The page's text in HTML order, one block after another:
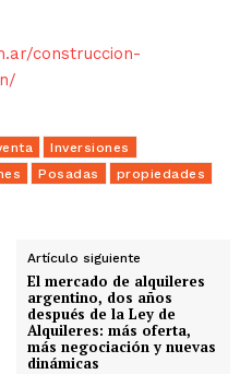
construccion-
Inversiones
Posadas
propiedades
Artículo siguiente
El mercado de alquileres
argentino, dos años
después de la Ley de
Alquileres: más oferta,
más negociación y nuevas
dinámicas